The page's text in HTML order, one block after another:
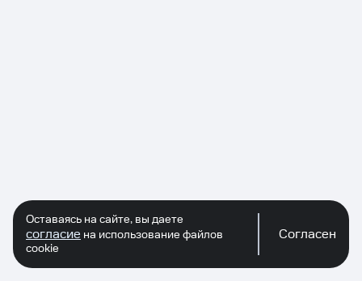
Оставаясь на сайте, вы даете
согласие на использование файлов
cookie
Согласен